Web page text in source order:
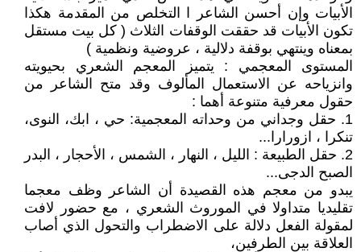
الأبيات وإن أحسن الشاعر ا التخلص من المقدمة هكذا
تكون الأبيات قد حققت الوقفات الثلاث ( كل بيت مستقل
بمعناه وينتهي بوقفة دلالية ، عروضية ونظمية )
المستوى المعجمي : يتميز المعجم الشعري بحيويته
وانزياحه عن الاستعمال المألوف وقد متح الشاعر من
حقول معرفية متنوعة أهما :
1. حقل وجداني من وحداته المعجمية: حي ، ابك، النوى،
تنكرا ، ازورارا...
2. حقل الطبيعة : الليل ، النهار ، الشمس ، الأحجار ، البدر
الصبح الدجى...
يبدو من معجم هذه القصيدة أن الشاعر وظف معجما
تقليديا متداولا في الموروث الشعري ، مع حضور لافت
لمقولة الفعل دلالة على الاضطراب والتحول الذي أصاب
العلاقة بين الطرفين،